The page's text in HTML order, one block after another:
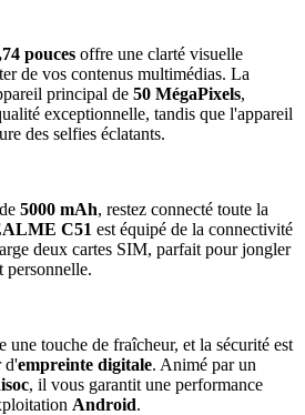
pouces offre une clarté visuelle
de vos contenus multimédias. La
principal de 50 MégaPixels,
exceptionnelle, tandis que l'appareil
des selfies éclatants.
5000 mAh, restez connecté toute la
C51 est équipé de la connectivité
deux cartes SIM, parfait pour jongler
personnelle.
une touche de fraîcheur, et la sécurité est
d'empreinte digitale. Animé par un
, il vous garantit une performance
Android.